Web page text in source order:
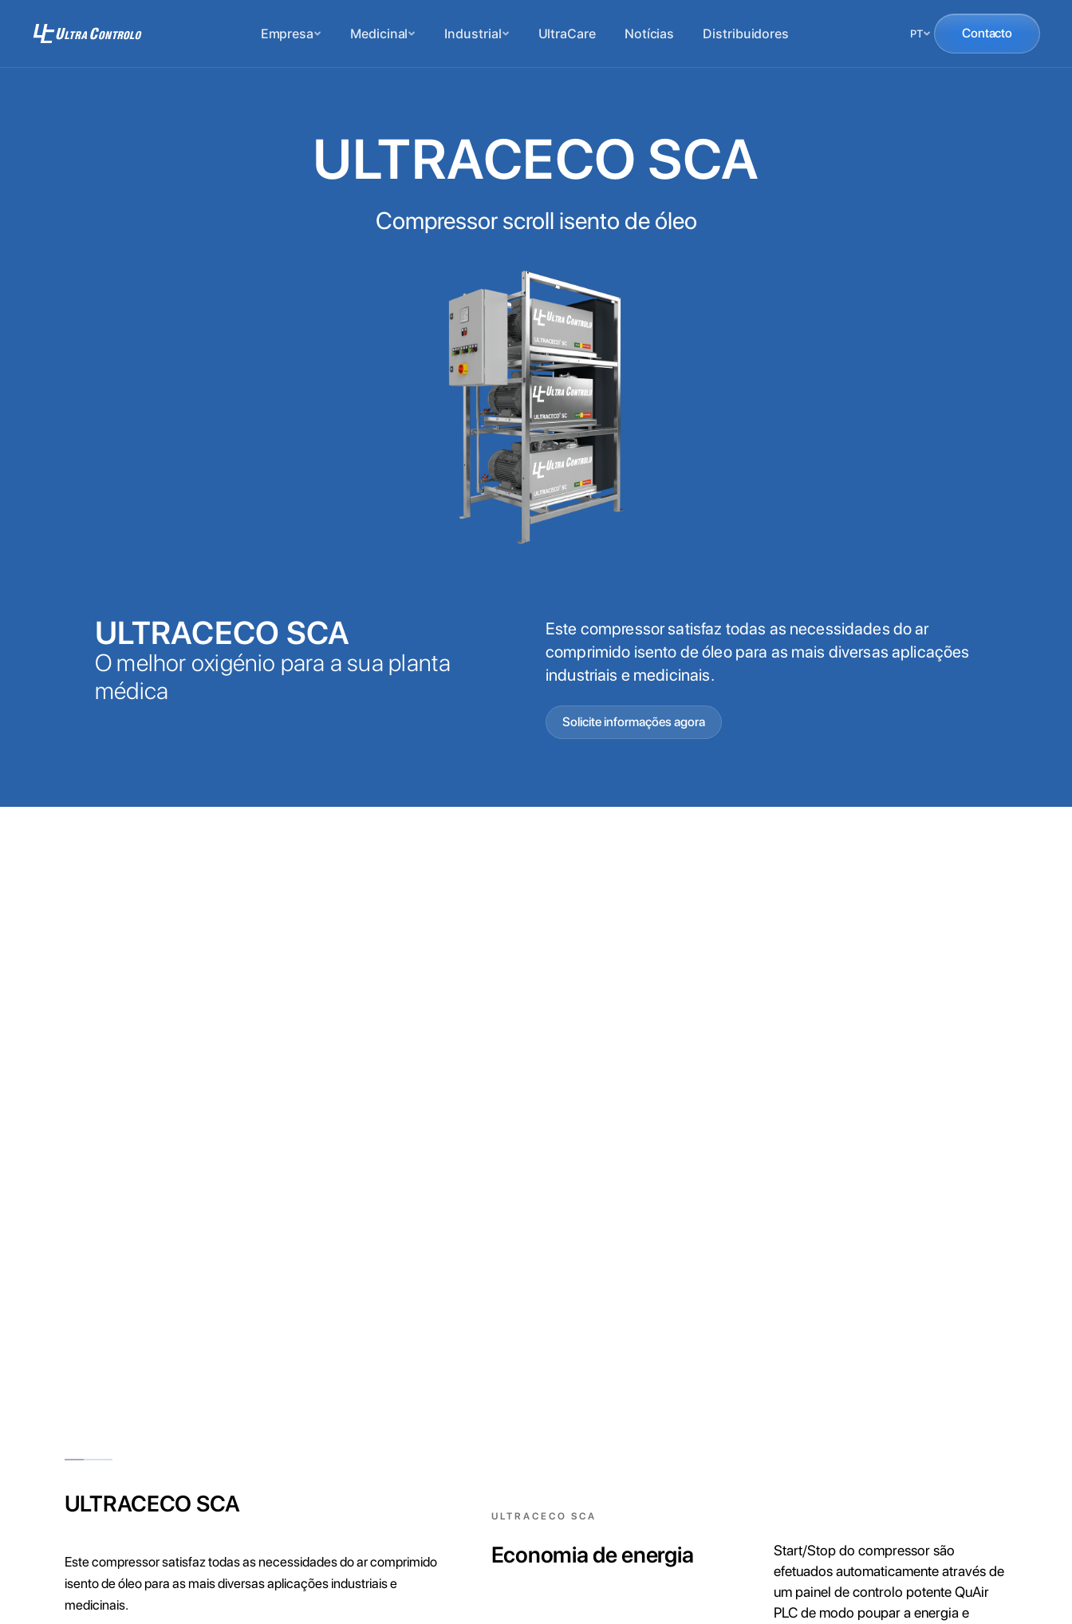
Empresa Medicinal Industrial UltraCare Notícias Distribuidores PT Contacto
ULTRACECO SCA
Compressor scroll isento de óleo
ULTRACECO SCA
O melhor oxigénio para a sua planta
médica
Este compressor satisfaz todas as necessidades do ar
comprimido isento de óleo para as mais diversas aplicações
industriais e medicinais.
Solicite informações agora
ULTRACECO SCA
Este compressor satisfaz todas as necessidades do ar comprimido
isento de óleo para as mais diversas aplicações industriais e
medicinais.
ULTRACECO SCA
Economia de energia
Start/Stop do compressor são
efetuados automaticamente através de
um painel de controlo potente QuAir
PLC de modo poupar a energia e